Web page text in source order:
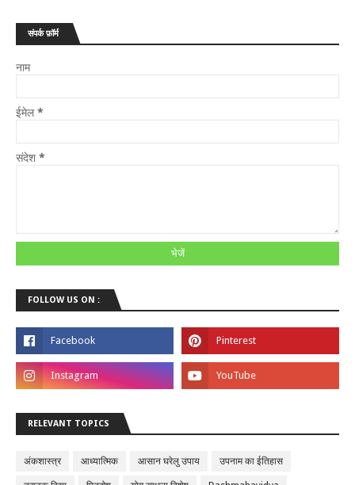
संपर्क फ़ॉर्म
नाम
ईमेल*
संदेश *
FOLLOW US ON :
RELEVANT TOPICS
अंकशास्त्र आध्यात्मिक आसान घरेलु उपाय उपनाम का ईतिहास